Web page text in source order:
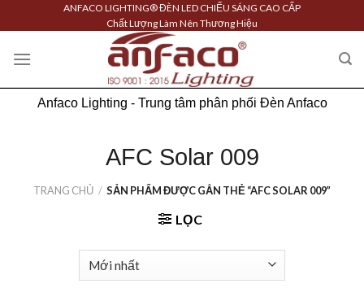
to
content
ANFACO LIGHTING® ĐÈN LED CHIẾU SÁNG CAO CẤP
Chất Lượng Làm Nên Thương Hiệu
Anfaco Lighting - Trung tâm phân phối Đèn Anfaco
AFC Solar 009
TRANG CHỦ / SẢN PHẨM ĐƯỢC GẮN THẺ “AFC SOLAR 009”
LỌC